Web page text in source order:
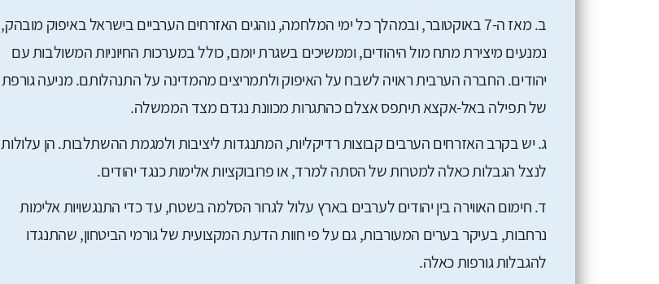
ב. מאז ה-7 באוקטובר, ובמהלך כל ימי המלחמה, נוהגים האזרחים הערביים בישראל באיפוק מובהק,
נמנעים מיצירת מתח מול היהודים, וממשיכים בשגרת יומם, כולל במערכות החיוניות המשולבות עם
יהודים. החברה הערבית ראויה לשבח על האיפוק ולתמריצים מהמדינה על התנהלותם. מניעה גורפת
של תפילה באל-אקצא תיתפס אצלם כהתגרות מכוונת נגדם מצד הממשלה.
ג. יש בקרב האזרחים הערבים קבוצות רדיקליות, המתנגדות ליציבות ולמגמת ההשתלבות. הן עלולות
לנצל הגבלות כאלה למטרות של הסתה למרד, או פרובוקציות אלימות כנגד יהודים.
ד. חימום האווירה בין יהודים לערבים בארץ עלול לגרור הסלמה בשטח, עד כדי התנגשויות אלימות
נרחבות, בעיקר בערים המעורבות, גם על פי חוות הדעת המקצועית של גורמי הביטחון, שהתנגדו
להגבלות גורפות כאלה.